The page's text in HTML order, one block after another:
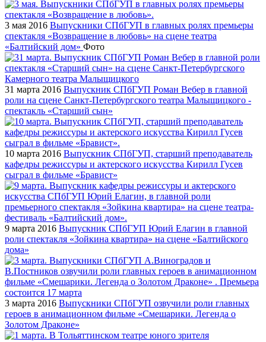
3 мая 2016 Выпускники СПбГУП в главных ролях премьеры
спектакля «Возвращение в любовь» на сцене театра
«Балтийский дом» Фото
31 марта 2016 Выпускник СПбГУП Роман Вебер в главной
роли на сцене Санкт-Петербургского театра Малыщицкого -
спектакль «Старший сын»
10 марта 2016 Выпускник СПбГУП, старший преподаватель
кафедры режиссуры и актерского искусства Кирилл Гусев
сыграл в фильме «Бравист»
9 марта 2016 Выпускник СПбГУП Юрий Елагин в главной
роли спектакля «Зойкина квартира» на сцене «Балтийского
дома»
3 марта 2016 Выпускники СПбГУП озвучили роли главных
героев в анимационном фильме «Смешарики. Легенда о
Золотом Драконе»